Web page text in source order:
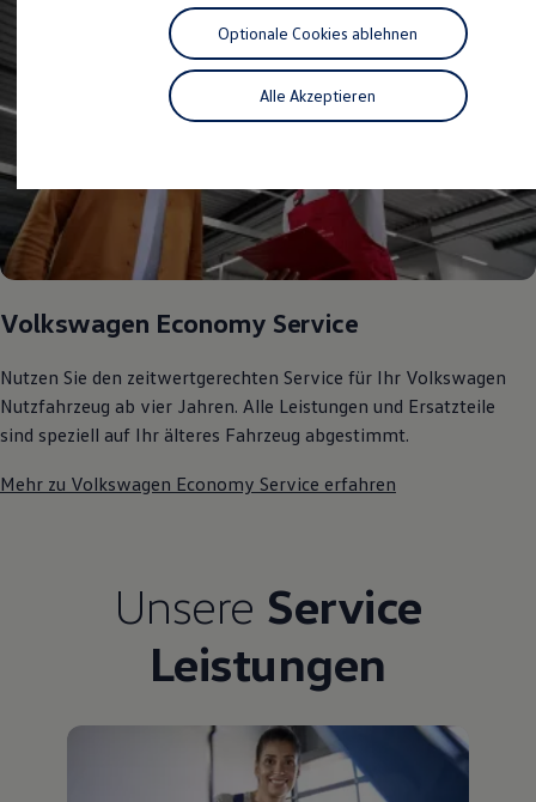
Reichweitensimulator
Ladezeitensimulator
Ladelösungen für Privatkunden
Ladelösungen für Gewerbekunden
Wallbox und Ladekabel
Bidirektionales Laden
Fördermöglichkeiten für Gewerbekunden
Kostensimulator
Autonomes Fahren
Mehr zum ID. Buzz
Online Beratung
California Club
California Magazin & Ratgeber
Ratgeber
Routen & Reisen
California Reisen & Erlebnisse
California App
Übernachten im California
Karriere im Autohaus
Nachhaltigkeit
Gesellschaft
Natur
Rückblick VW Bus Festival 2023
75 Jahre Bulli Jubiläum
Fahrzeugabholung ab Werk
Volkswagen Economy Service
Nutzen Sie den zeitwertgerechten Service für Ihr Volkswagen
Nutzfahrzeug ab vier Jahren. Alle Leistungen und Ersatzteile
sind speziell auf Ihr älteres Fahrzeug abgestimmt.
Mehr zu Volkswagen Economy Service erfahren
Unsere Service
Leistungen
Alle Akzeptieren
Optionale Cookies ablehnen